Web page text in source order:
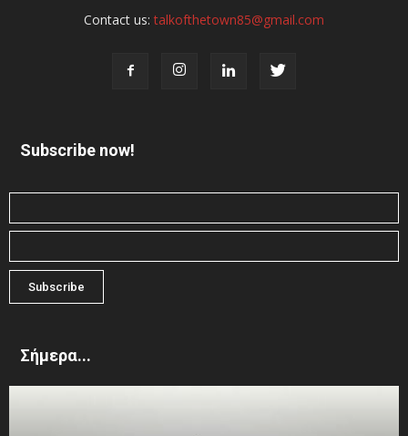
Contact us:talkofthetown85@gmail.com
Subscribe now!
Σήμερα...